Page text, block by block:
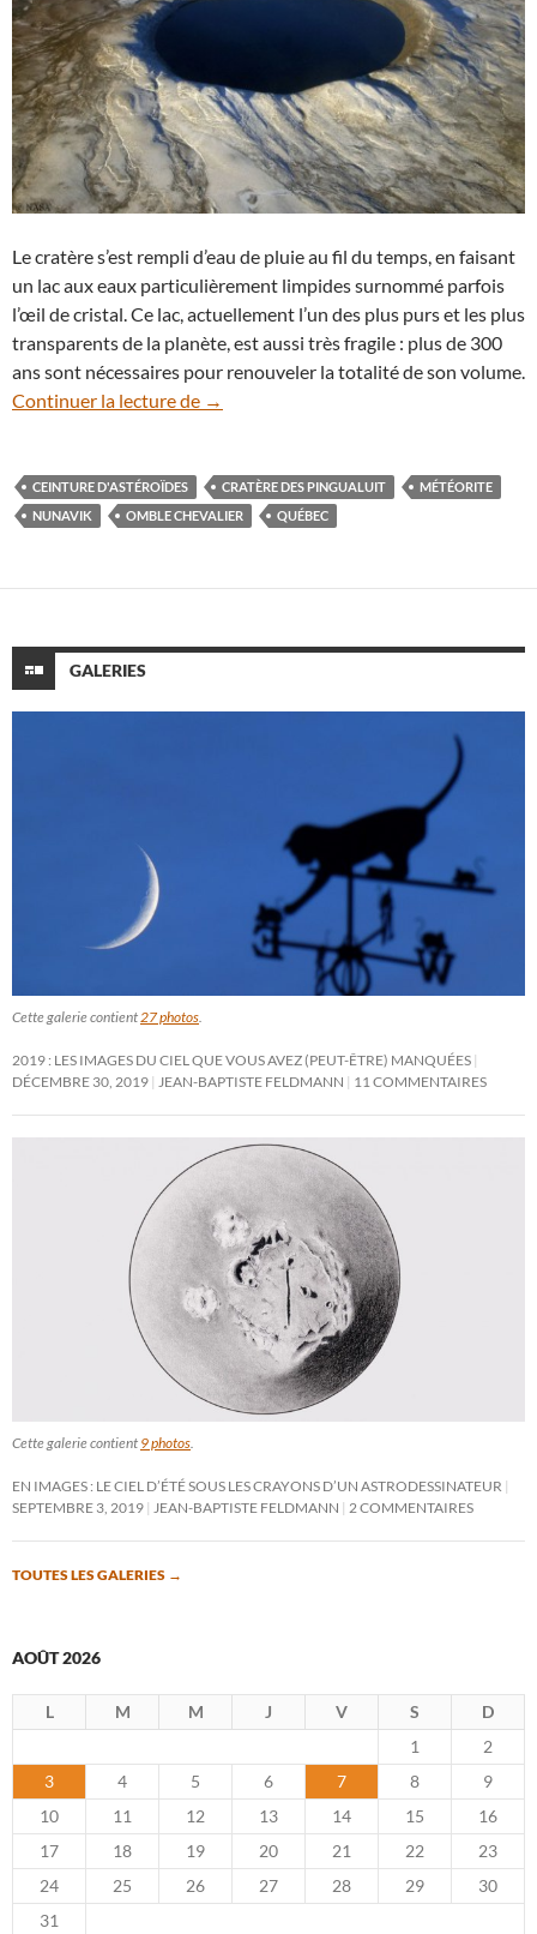
Le cratère s’est rempli d’eau de pluie au fil du temps, en faisant
un lac aux eaux particulièrement limpides surnommé parfois
l’œil de cristal. Ce lac, actuellement l’un des plus purs et les plus
transparents de la planète, est aussi très fragile : plus de 300
ans sont nécessaires pour renouveler la totalité de son volume.
Continuer la lecture de
Zoom sur le cratère d’impact des
→
CEINTURE D'ASTÉROÏDES CRATÈRE DES PINGUALUIT
MÉTÉORITE
NUNAVIK
OMBLE CHEVALIER QUÉBEC
GALERIES
Cette galerie contient 27 photos
2019 : LES IMAGES DU CIEL QUE VOUS AVEZ (PEUT-ÊTRE) MANQUÉES
DÉCEMBRE 30, 2019
JEAN-BAPTISTE FELDMANN 11 COMMENTAIRES
Cette galerie contient 9 photos
EN IMAGES : LE CIEL D’ÉTÉ SOUS LES CRAYONS D’UN ASTRODESSINATEUR
SEPTEMBRE 3, 2019
JEAN-BAPTISTE FELDMANN 2 COMMENTAIRES
TOUTES LES GALERIES →
AOÛT 2026
L M M J V S
D
1
2
3
4 5 6 7 8
9
10
11 12 13 14 15
16
17
18 19 20 21 22
23
24
25 26 27 28 29
30
31